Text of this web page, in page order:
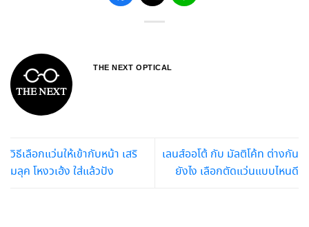
THE NEXT OPTICAL
วิธีเลือกแว่นให้เข้ากับหน้า เสริ
มลุค โหงวเฮ้ง ใส่แล้วปัง
เลนส์ออโต้ กับ มัลติโค้ท ต่างกัน
ยังไง เลือกตัดแว่นแบบไหนดี